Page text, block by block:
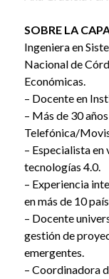
SOBRE LA
Ingeniera en
Nacional de
Económicas.
– Docente en
– Más de 30
Telefónica/
– Especialista
tecnologías 4.0.
– Experiencia
en más de 10
– Docente
gestión de
emergentes.
– Coordinadora